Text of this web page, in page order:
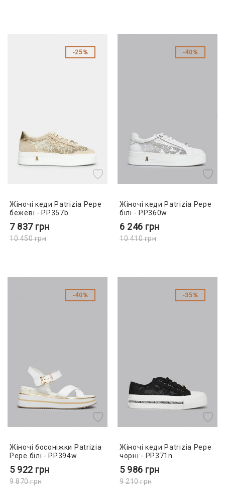
25%
Жіночі кеди Patrizia Pepe
бежеві - PP357b
7 837 грн
10 450грн
40%
Жіночі кеди Patrizia Pepe
білі - PP360w
6 246 грн
10 410грн
40%
Жіночі босоніжки Patrizia
Pepe білі - PP394w
5 922 грн
9 870грн
35%
Жіночі кеди Patrizia Pepe
чорні - PP371n
5 986 грн
9 210грн